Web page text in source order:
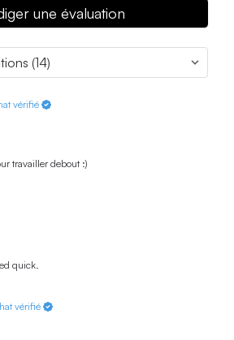
une évaluation
vérifié
travailler debout :)
quick.
vérifié